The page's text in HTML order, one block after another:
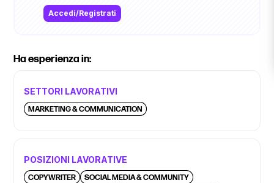
Accedi/Registrati
Ha esperienza in:
SETTORI LAVORATIVI
MARKETING & COMMUNICATION
POSIZIONI LAVORATIVE
COPYWRITER
SOCIAL MEDIA & COMMUNITY